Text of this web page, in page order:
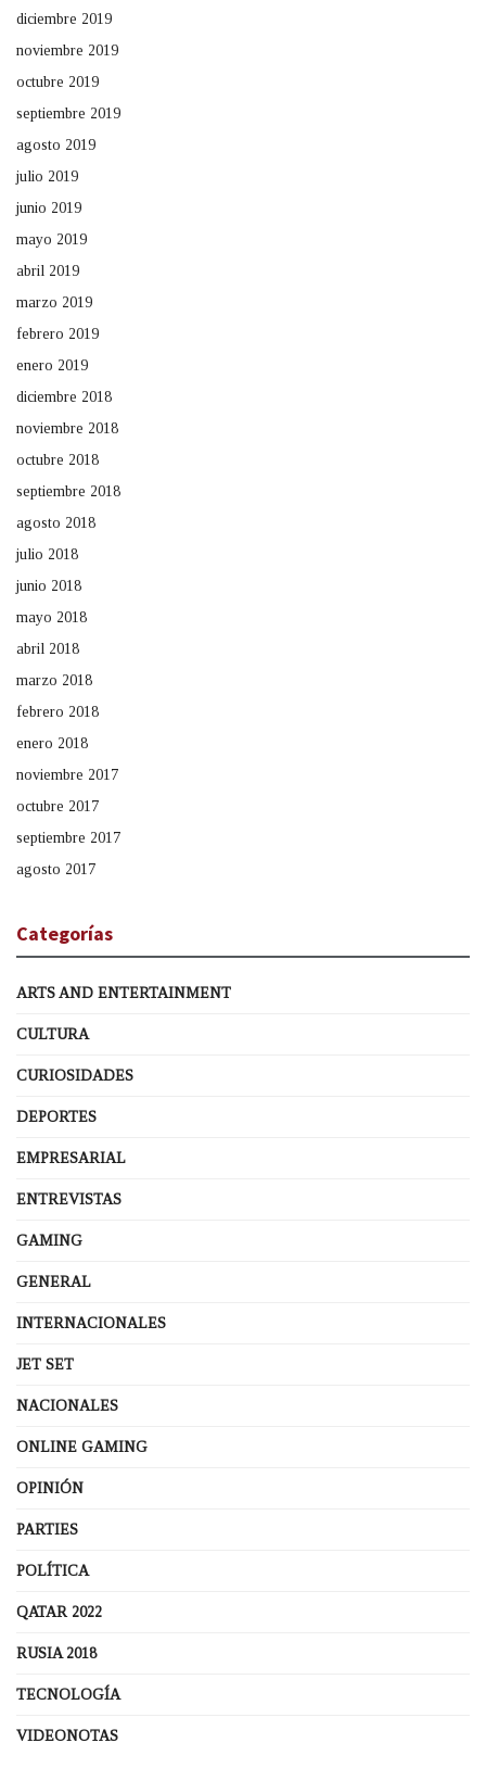
diciembre 2019
noviembre 2019
octubre 2019
septiembre 2019
agosto 2019
julio 2019
junio 2019
mayo 2019
abril 2019
marzo 2019
febrero 2019
enero 2019
diciembre 2018
noviembre 2018
octubre 2018
septiembre 2018
agosto 2018
julio 2018
junio 2018
mayo 2018
abril 2018
marzo 2018
febrero 2018
enero 2018
noviembre 2017
octubre 2017
septiembre 2017
agosto 2017
Categorías
ARTS AND ENTERTAINMENT
CULTURA
CURIOSIDADES
DEPORTES
EMPRESARIAL
ENTREVISTAS
GAMING
GENERAL
INTERNACIONALES
JET SET
NACIONALES
ONLINE GAMING
OPINIÓN
PARTIES
POLÍTICA
QATAR 2022
RUSIA 2018
TECNOLOGÍA
VIDEONOTAS